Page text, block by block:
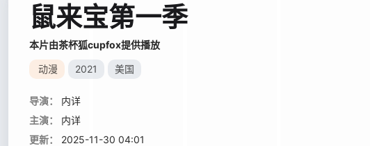
鼠来宝第一季
本片由茶杯狐cupfox提供播放
动漫 2021 美国
导演：
内详
主演：
内详
更新：
2025-11-30 04:01